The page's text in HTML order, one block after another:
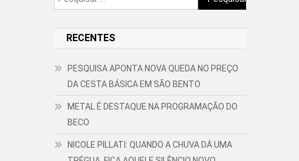
por:
RECENTES
PESQUISA APONTA NOVA QUEDA NO PREÇO
DA CESTA BÁSICA EM SÃO BENTO
METAL É DESTAQUE NA PROGRAMAÇÃO DO
BECO
NICOLE PILLATI: QUANDO A CHUVA DÁ UMA